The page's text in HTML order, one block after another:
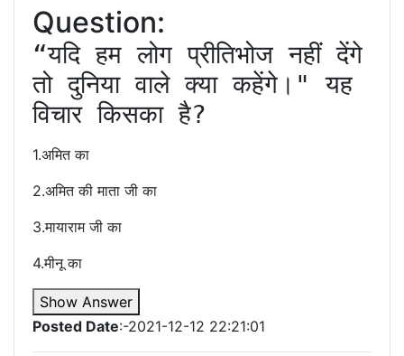
Question:
“यदि हम लोग प्रीतिभोज नहीं देंगे
तो दुनिया वाले क्या कहेंगे।" यह
विचार किसका है?
1.अमित का
2.अमित की माता जी का
3.मायाराम जी का
4.मीनू का
Show Answer
Posted Date:-2021-12-12 22:21:01